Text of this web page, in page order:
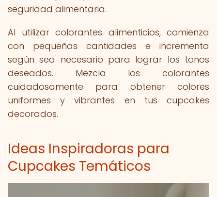
seguridad alimentaria.
Al utilizar colorantes alimenticios, comienza
con pequeñas cantidades e incrementa
según sea necesario para lograr los tonos
deseados. Mezcla los colorantes
cuidadosamente para obtener colores
uniformes y vibrantes en tus cupcakes
decorados.
Ideas Inspiradoras para
Cupcakes Temáticos